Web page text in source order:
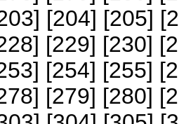
] [204] [205] [
] [229] [230] [
] [254] [255] [
] [279] [280] [